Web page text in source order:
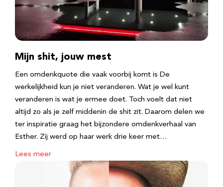
Mijn shit, jouw mest
Een omdenkquote die vaak voorbij komt is De
werkelijkheid kun je niet veranderen. Wat je wel kunt
veranderen is wat je ermee doet. Toch voelt dat niet
altijd zo als je zelf middenin de shit zit. Daarom delen we
ter inspiratie graag het bijzondere omdenkverhaal van
Esther. Zij werd op haar werk drie keer met…
Lees meer